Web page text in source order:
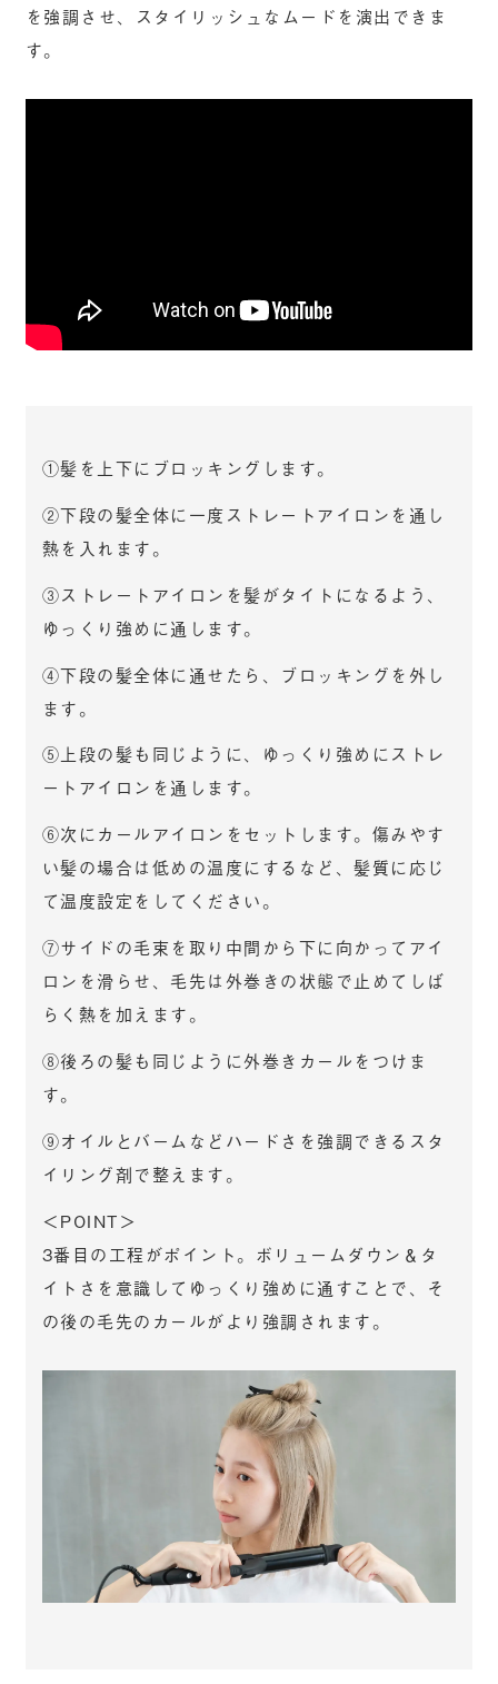
を強調させ、スタイリッシュなムードを演出できま
す。
①髪を上下にブロッキングします。
②下段の髪全体に一度ストレートアイロンを通し
熱を入れます。
③ストレートアイロンを髪がタイトになるよう、
ゆっくり強めに通します。
④下段の髪全体に通せたら、ブロッキングを外し
ます。
⑤上段の髪も同じように、ゆっくり強めにストレ
ートアイロンを通します。
⑥次にカールアイロンをセットします。傷みやす
い髪の場合は低めの温度にするなど、髪質に応じ
て温度設定をしてください。
⑦サイドの毛束を取り中間から下に向かってアイ
ロンを滑らせ、毛先は外巻きの状態で止めてしば
らく熱を加えます。
⑧後ろの髪も同じように外巻きカールをつけま
す。
⑨オイルとバームなどハードさを強調できるスタ
イリング剤で整えます。
＜POINT＞
3番目の工程がポイント。ボリュームダウン＆タ
イトさを意識してゆっくり強めに通すことで、そ
の後の毛先のカールがより強調されます。